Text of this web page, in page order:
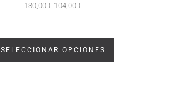
130,00€ 104,00 €
SELECCIONAR OPCIONES